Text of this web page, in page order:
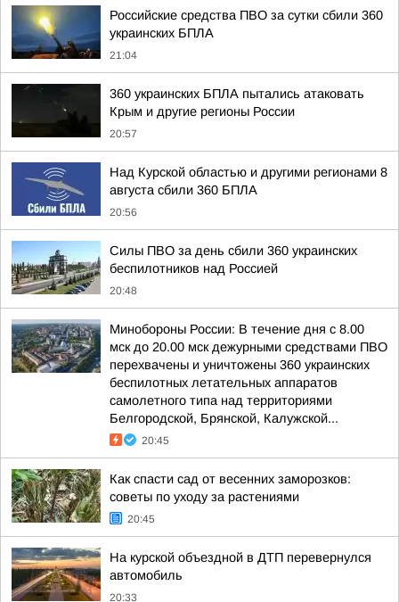
Российские средства ПВО за сутки сбили 360
украинских БПЛА
21:04
360 украинских БПЛА пытались атаковать
Крым и другие регионы России
20:57
Над Курской областью и другими регионами 8
августа сбили 360 БПЛА
20:56
Силы ПВО за день сбили 360 украинских
беспилотников над Россией
20:48
Минобороны России: В течение дня с 8.00
мск до 20.00 мск дежурными средствами ПВО
перехвачены и уничтожены 360 украинских
беспилотных летательных аппаратов
самолетного типа над территориями
Белгородской, Брянской, Калужской...
20:45
Как спасти сад от весенних заморозков:
советы по уходу за растениями
20:45
На курской объездной в ДТП перевернулся
автомобиль
20:33